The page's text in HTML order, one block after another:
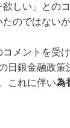
しい」との
のではない
メントを受
日銀金融政策
これに伴い為